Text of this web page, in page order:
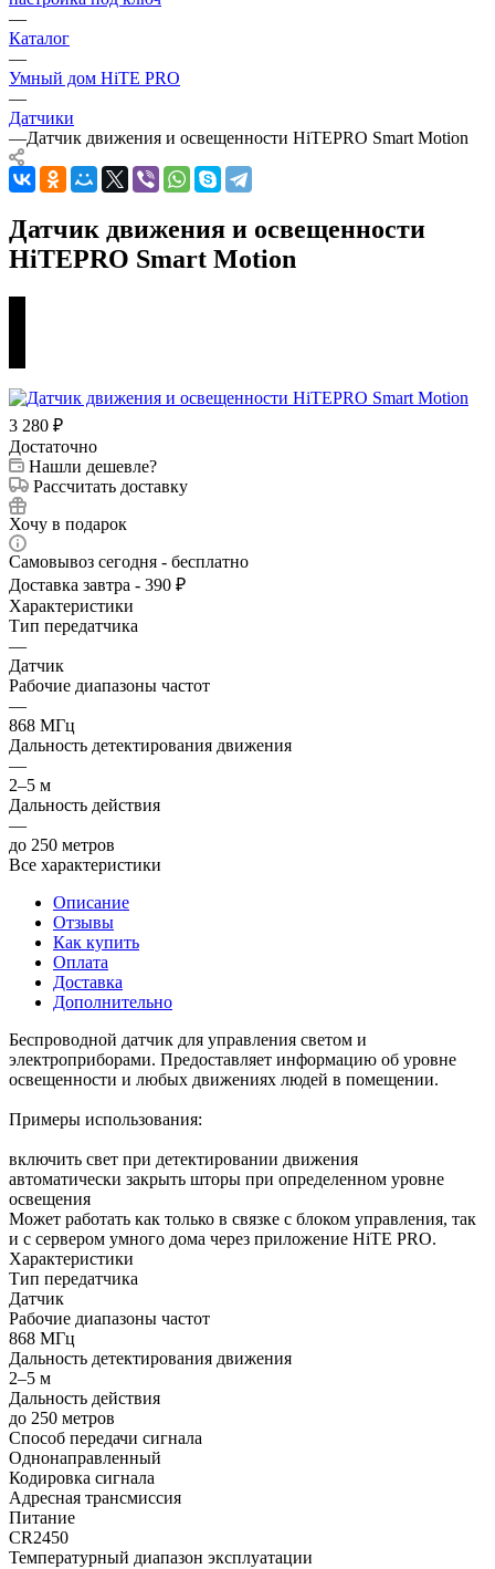
—
Каталог
—
Умный дом HiTE PRO
—
Датчики
—Датчик движения и освещенности HiTEPRO Smart Motion
Датчик движения и освещенности
HiTEPRO Smart Motion
3 280 ₽
Достаточно
Нашли дешевле?
Рассчитать доставку
Хочу в подарок
Самовывоз сегодня - бесплатно
Доставка завтра - 390 ₽
Характеристики
Тип передатчика
—
Датчик
Рабочие диапазоны частот
—
868 МГц
Дальность детектирования движения
—
2–5 м
Дальность действия
—
до 250 метров
Все характеристики
Описание
Отзывы
Как купить
Оплата
Доставка
Дополнительно
Беспроводной датчик для управления светом и
электроприборами. Предоставляет информацию об уровне
освещенности и любых движениях людей в помещении.
Примеры использования:
включить свет при детектировании движения
автоматически закрыть шторы при определенном уровне
освещения
Может работать как только в связке с блоком управления, так
и с сервером умного дома через приложение HiTE PRO.
Характеристики
Тип передатчика
Датчик
Рабочие диапазоны частот
868 МГц
Дальность детектирования движения
2–5 м
Дальность действия
до 250 метров
Способ передачи сигнала
Однонаправленный
Кодировка сигнала
Адресная трансмиссия
Питание
CR2450
Температурный диапазон эксплуатации